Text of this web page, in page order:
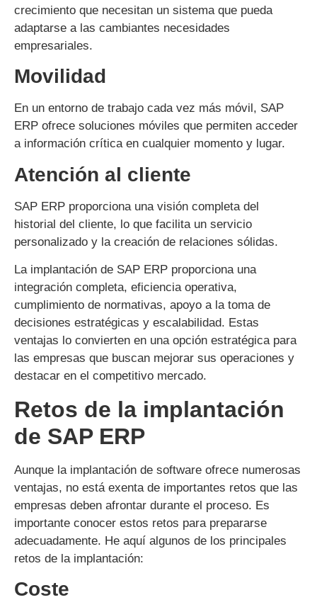
crecimiento que necesitan un sistema que pueda
adaptarse a las cambiantes necesidades
empresariales.
Movilidad
En un entorno de trabajo cada vez más móvil, SAP
ERP ofrece soluciones móviles que permiten acceder
a información crítica en cualquier momento y lugar.
Atención al cliente
SAP ERP proporciona una visión completa del
historial del cliente, lo que facilita un servicio
personalizado y la creación de relaciones sólidas.
La implantación de SAP ERP proporciona una
integración completa, eficiencia operativa,
cumplimiento de normativas, apoyo a la toma de
decisiones estratégicas y escalabilidad. Estas
ventajas lo convierten en una opción estratégica para
las empresas que buscan mejorar sus operaciones y
destacar en el competitivo mercado.
Retos de la implantación
de SAP ERP
Aunque la implantación de software ofrece numerosas
ventajas, no está exenta de importantes retos que las
empresas deben afrontar durante el proceso. Es
importante conocer estos retos para prepararse
adecuadamente. He aquí algunos de los principales
retos de la implantación:
Coste